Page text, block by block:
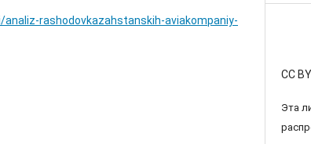
rashodovkazahstanskih-aviakompaniy-
CC
Эта